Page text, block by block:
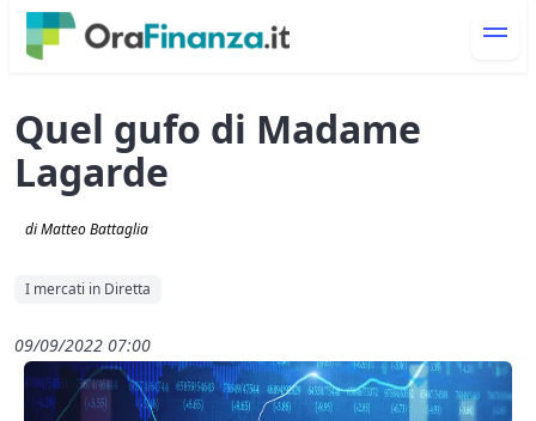
Quel gufo di Madame
Lagarde
di Matteo Battaglia
I mercati in Diretta
09/09/2022 07:00